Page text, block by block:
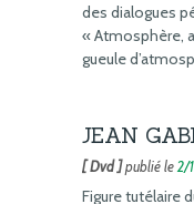
des dialogues
« Atmosphère,
gueule
JEAN
[ Dvd ]publié le2/
Figure tutélaire